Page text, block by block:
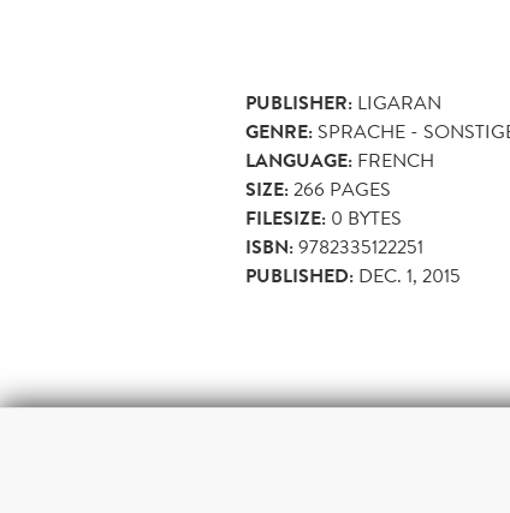
PUBLISHER: LIGARAN
GENRE: SPRACHE -
LANGUAGE: FRENCH
SIZE:266 PAGES
FILESIZE: 0 BYTES
ISBN:9782335122251
PUBLISHED: DEC. 1, 2015